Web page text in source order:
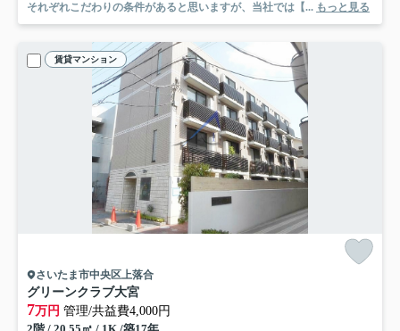
それぞれこだわりの条件があると思いますが、当社では【... もっと見る
賃貸マンション
さいたま市中央区上落合
グリーンクラブ大宮
7万円 管理/共益費4,000円